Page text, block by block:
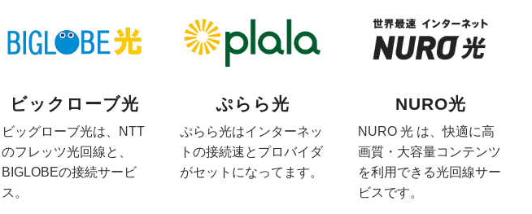
ビックローブ光
ビッグローブ光は、NTT
のフレッツ光回線と、
BIGLOBEの接続サービ
ス。
ぷらら光
ぷらら光はインターネッ
トの接続速とプロバイダ
がセットになってます。
NURO光
NURO 光 は、快適に高
画質・大容量コンテンツ
を利用できる光回線サー
ビスです。